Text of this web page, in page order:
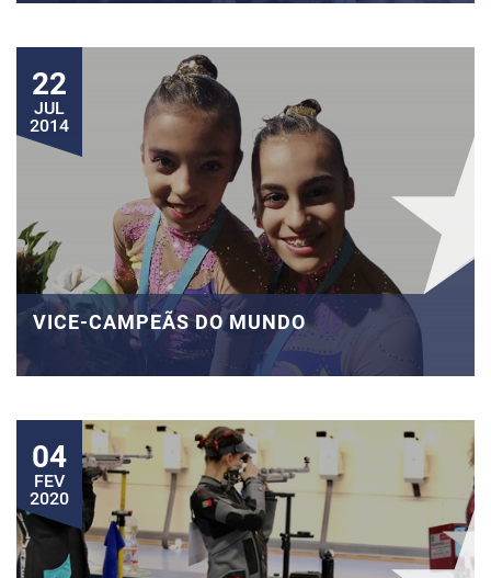
22
JUL
2014
VICE-CAMPEÃS DO MUNDO
04
FEV
2020